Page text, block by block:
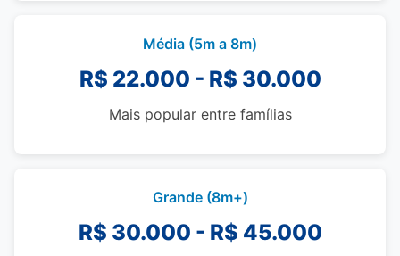
Média (5m a 8m)
R$ 22.000 - R$ 30.000
Mais popular entre famílias
Grande (8m+)
R$ 30.000 - R$ 45.000